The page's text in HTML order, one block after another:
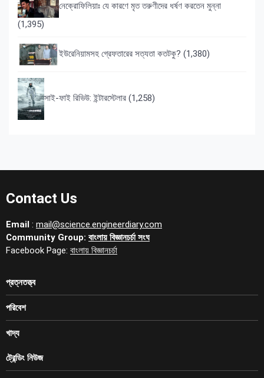
নেক্রোফিলিয়াঃ যে কারণে মৃত তরুণীদের ধর্ষণ করতেন মুন্না
(1,395)
ইউরেনিয়ামসহ গ্রেফতারের সত্যতা কতটকু? (1,380)
সাই-ফাই রিভিউ: ইন্টারস্টেলার (1,258)
Contact Us
Email : mail@science.engineerdiary.com
Community Group: বাংলায় বিজ্ঞানচর্চা সংঘ
Facebook Page: বাংলায় বিজ্ঞানচর্চা
প্রত্নতত্ত্ব
পরিবেশ
খাদ্য
ট্রেন্ডিং নিউজ